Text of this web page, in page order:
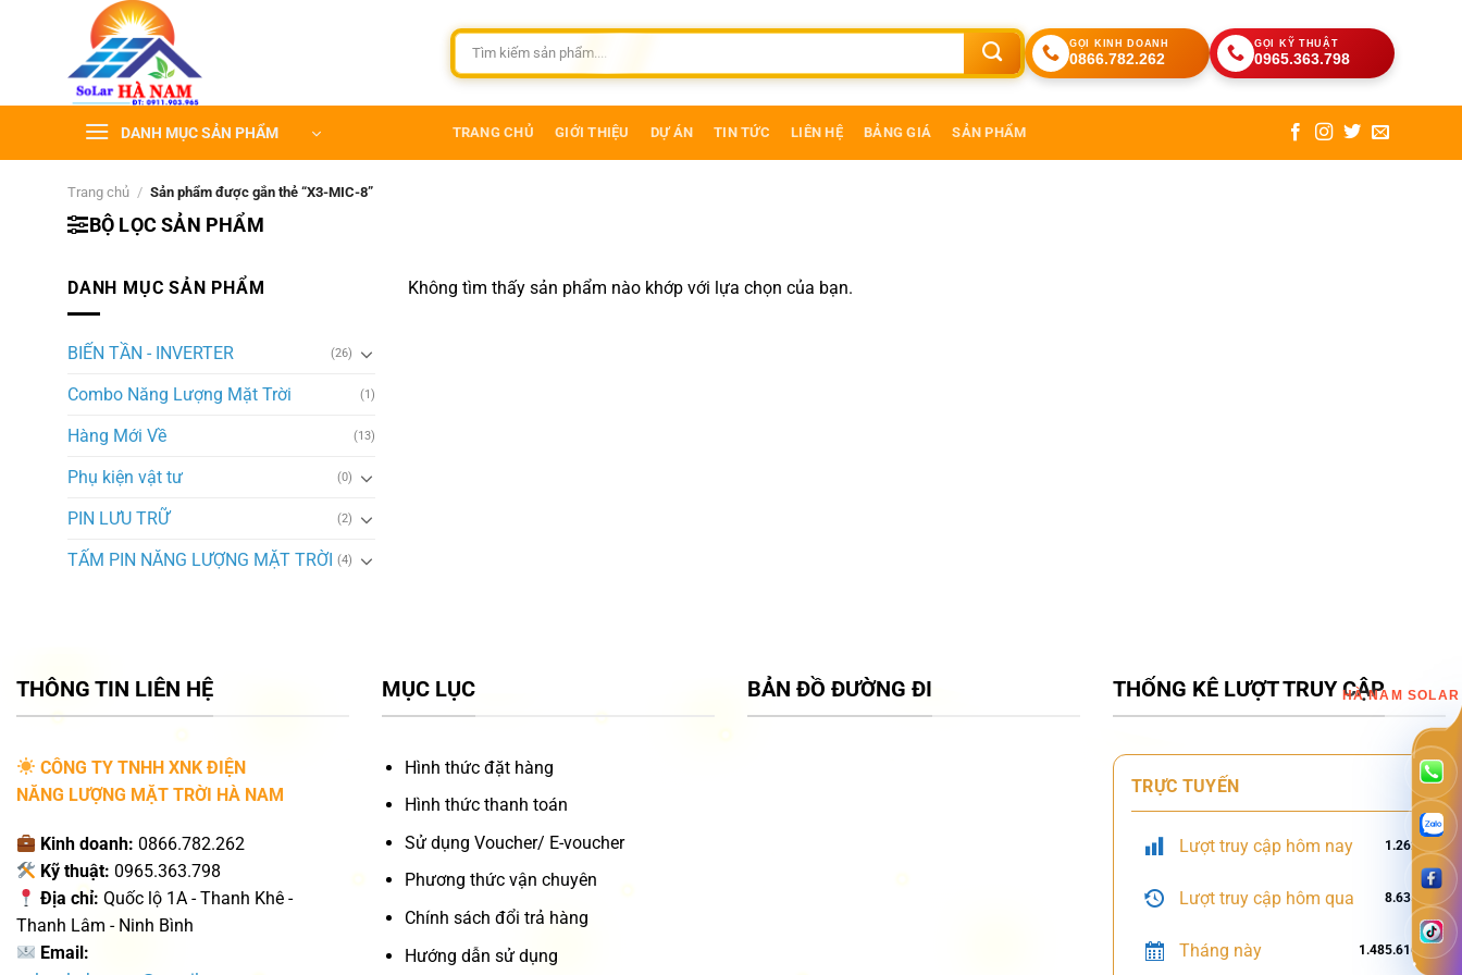
Tìm
kiếm:
GỌI KINH DOANH
0866.782.262
GỌI KỸ THUẬT
0965.363.798
DANH MỤC SẢN PHẨM TRANG CHỦ GIỚI THIỆU DỰ ÁN TIN TỨC LIÊN HỆ BẢNG GIÁ SẢN PHẨM
Trang chủ / Sản phẩm được gắn thẻ “X3-MIC-8”
BỘ LỌC SẢN PHẨM
DANH MỤC SẢN PHẨM
BIẾN TẦN - INVERTER (26)
Combo Năng Lượng Mặt Trời (1)
Hàng Mới Về (13)
Phụ kiện vật tư (0)
PIN LƯU TRỮ (2)
TẤM PIN NĂNG LƯỢNG MẶT TRỜI (4)
Không tìm thấy sản phẩm nào khớp với lựa chọn của bạn.
THÔNG TIN LIÊN HỆ
CÔNG TY TNHH XNK ĐIỆN
NĂNG LƯỢNG MẶT TRỜI HÀ NAM
Kinh doanh: 0866.782.262
Kỹ thuật: 0965.363.798
Địa chỉ: Quốc lộ 1A - Thanh Khê -
Thanh Lâm - Ninh Bình
Email:
MỤC LỤC
Hình thức đặt hàng
Hình thức thanh toán
Sử dụng Voucher/ E-voucher
Phương thức vận chuyên
Chính sách đổi trả hàng
Hướng dẫn sử dụng
BẢN ĐỒ ĐƯỜNG ĐI THỐNG KÊ LƯỢT TRUY CẬP
TRỰC TUYẾN
Lượt truy cập hôm nay 1.262
Lượt truy cập hôm qua 8.635
Tháng này 1.485.616
HÀ NAM SOLAR